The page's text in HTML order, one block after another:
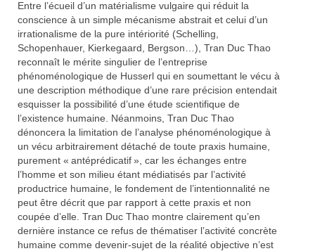
Entre l’écueil d’un matérialisme vulgaire qui réduit la
conscience à un simple mécanisme abstrait et celui d’un
irrationalisme de la pure intériorité (Schelling,
Schopenhauer, Kierkegaard, Bergson…), Tran Duc Thao
reconnaît le mérite singulier de l’entreprise
phénoménologique de Husserl qui en soumettant le vécu à
une description méthodique d’une rare précision entendait
esquisser la possibilité d’une étude scientifique de
l’existence humaine. Néanmoins, Tran Duc Thao
dénoncera la limitation de l’analyse phénoménologique à
un vécu arbitrairement détaché de toute praxis humaine,
purement « antéprédicatif », car les échanges entre
l’homme et son milieu étant médiatisés par l’activité
productrice humaine, le fondement de l’intentionnalité ne
peut être décrit que par rapport à cette praxis et non
coupée d’elle. Tran Duc Thao montre clairement qu’en
dernière instance ce refus de thématiser l’activité concrète
humaine comme devenir-sujet de la réalité objective n’est